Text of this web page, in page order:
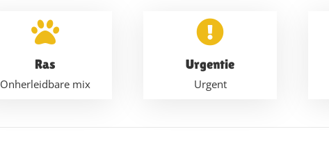
Ras
Onherleidbare mix
Urgentie
Urgent